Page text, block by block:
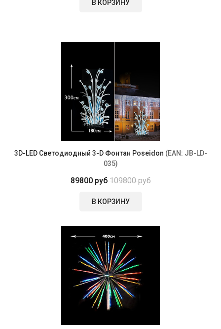
В КОРЗИНУ
3D-LED Светодиодный 3-D Фонтан Poseidon (EAN: JB-LD-
035)
89800 руб109800 руб
В КОРЗИНУ